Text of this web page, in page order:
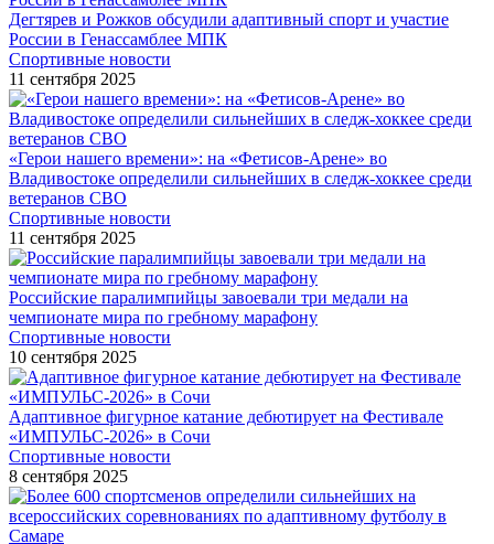
Дегтярев и Рожков обсудили адаптивный спорт и участие
России в Генассамблее МПК
Спортивные новости
11 сентября 2025
«Герои нашего времени»: на «Фетисов-Арене» во
Владивостоке определили сильнейших в следж-хоккее среди
ветеранов СВО
Спортивные новости
11 сентября 2025
Российские паралимпийцы завоевали три медали на
чемпионате мира по гребному марафону
Спортивные новости
10 сентября 2025
Адаптивное фигурное катание дебютирует на Фестивале
«ИМПУЛЬС-2026» в Сочи
Спортивные новости
8 сентября 2025